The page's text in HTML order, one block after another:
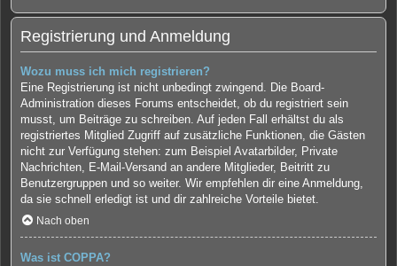
Registrierung und Anmeldung
Wozu muss ich mich registrieren?
Eine Registrierung ist nicht unbedingt zwingend. Die Board-
Administration dieses Forums entscheidet, ob du registriert sein
musst, um Beiträge zu schreiben. Auf jeden Fall erhältst du als
registriertes Mitglied Zugriff auf zusätzliche Funktionen, die Gästen
nicht zur Verfügung stehen: zum Beispiel Avatarbilder, Private
Nachrichten, E-Mail-Versand an andere Mitglieder, Beitritt zu
Benutzergruppen und so weiter. Wir empfehlen dir eine Anmeldung,
da sie schnell erledigt ist und dir zahlreiche Vorteile bietet.
Nach oben
Was ist COPPA?